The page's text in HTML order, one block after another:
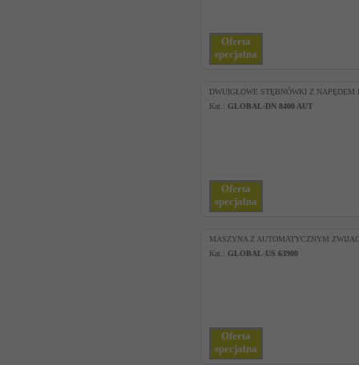
Oferta
specjalna
DWUIGŁOWE STĘBNÓWKI Z NAPĘDEM
Kat.: GLOBAL-DN 8400 AUT
Oferta
specjalna
MASZYNA Z AUTOMATYCZNYM
Kat.: GLOBAL-US 63900
Oferta
specjalna